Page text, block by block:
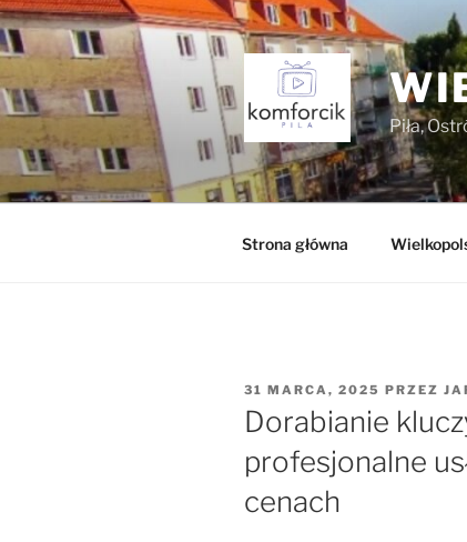
Przejdź
do
treści
Piła,
Strona główna
OPUBLIKOWANE
W
31 MARCA, 2025 PRZEZ
Dorabianie
profesjonalne
cenach